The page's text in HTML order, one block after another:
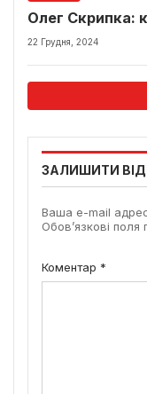
Олег Скрипка:
22 Грудня, 2024
ЗАЛИШИТИ
Ваша e-mail
Обов’язкові поля
Коментар *